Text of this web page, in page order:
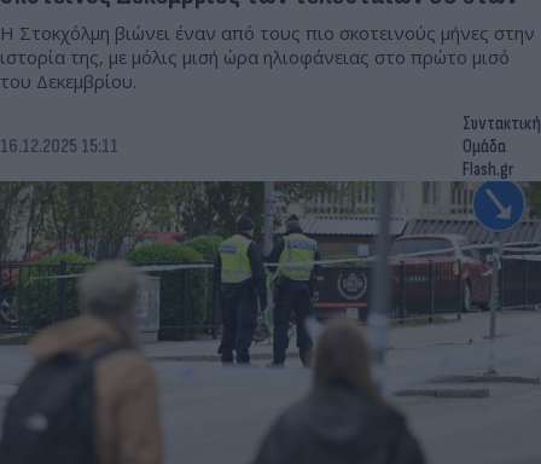
Η Στοκχόλμη βιώνει έναν από τους πιο σκοτεινούς μήνες στην
ιστορία της, με μόλις μισή ώρα ηλιοφάνειας στο πρώτο μισό
του Δεκεμβρίου.
16.12.2025 15:11
Συντακτική
Ομάδα
Flash.gr